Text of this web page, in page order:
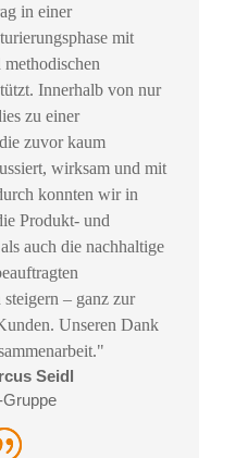
in einer
mit
Innerhalb von nur
zu einer
zuvor kaum
wirksam und mit
konnten wir in
Produkt- und
auch die nachhaltige
– ganz zur
Unseren Dank
Seidl